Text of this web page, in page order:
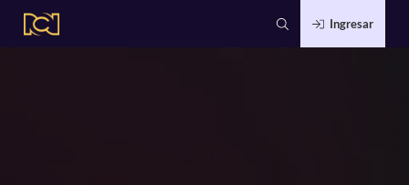
Ingresar